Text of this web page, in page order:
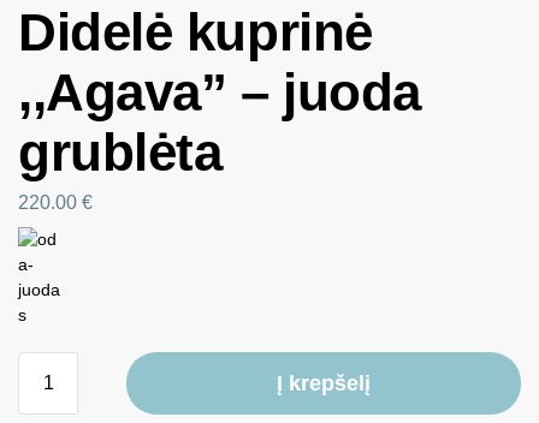
Didelė kuprinė
,,Agava” – juoda
grublėta
220.00 €
Į krepšelį